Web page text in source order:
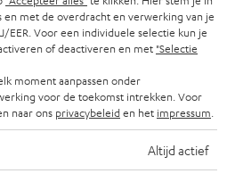
en met de overdracht en verwerking van je
EER. Voor een individuele selectie kun je
of deactiveren en met "Selectie
moment aanpassen onder
voor de toekomst intrekken. Voor
naar ons privacybeleiden het impressum
Altijd actief